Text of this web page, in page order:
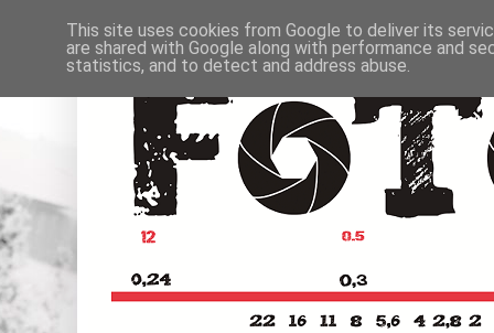
This site uses cookies from Google to deliver its
are shared with Google along with performance and
statistics, and to detect and address abuse.